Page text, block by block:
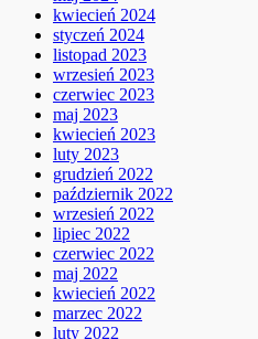
kwiecień 2024
styczeń 2024
listopad 2023
wrzesień 2023
czerwiec 2023
maj 2023
kwiecień 2023
luty 2023
grudzień 2022
październik 2022
wrzesień 2022
lipiec 2022
czerwiec 2022
maj 2022
kwiecień 2022
marzec 2022
luty 2022